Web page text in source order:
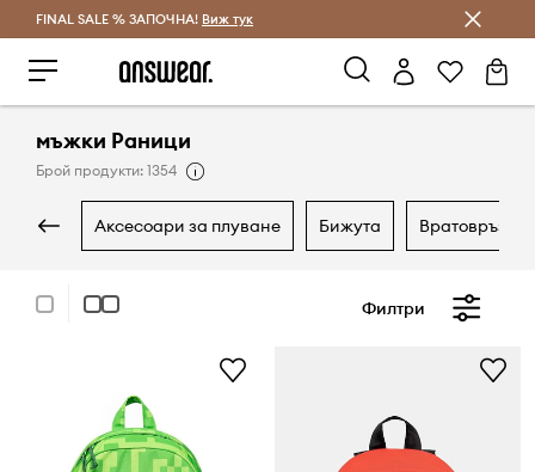
Спестявай с Answear Club
FINAL SALE % ЗАПОЧНА! Виж тук
мъжки Раници
Брой продукти: 1354
аксесоари за плуване бижута
Филтри